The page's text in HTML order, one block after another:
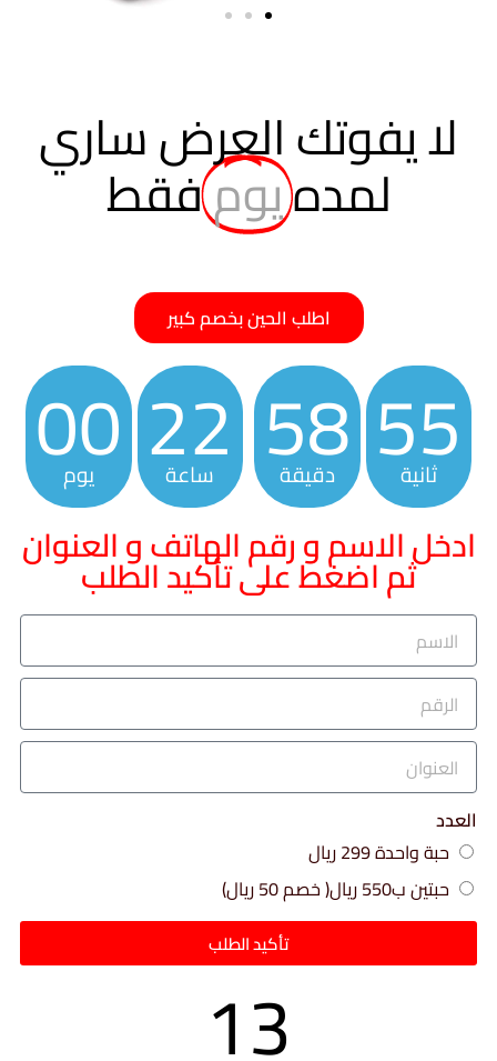
لا يفوتك العرض ساري
لمدهيومفقط
اطلب الحين بخصم كبير
00
يوم 22
ساعة 58
دقيقة 54
ثانية
ادخل الاسم و رقم الهاتف و العنوان
ثم اضغط على تأكيد الطلب
العدد
حبة واحدة 299 ريال
حبتين ب550 ريال( خصم 50 ريال)
تأكيد الطلب
13